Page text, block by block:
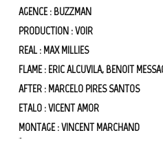
AGENCE : BUZZMAN
PRODUCTION : VOIR
REAL : MAX MILLIES
FLAME : ERIC ALCUVILA, BENOIT
AFTER : MARCELO PIRES SANTOS
ETALO : VICENT AMOR
MONTAGE : VINCENT MARCHAND